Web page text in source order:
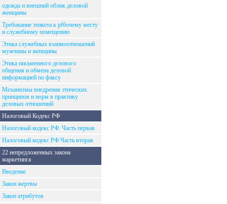
одежда и внешний облик деловой
женщины
Требование этикета к рfбочему месту
и служебному помещению
Этика служебных взаимоотношений
мужчины и женщины
Этика письменного делового
общения и обмена деловой
информацией по факсу
Механизмы внедрения этических
принципов и норм в практику
деловых отношений
Налоговый Кодекс РФ
Налоговый кодекс РФ. Часть первая
Налоговый кодекс РФ.Часть вторая
22 непредложенных закона
маркетинга
Введение
Закон жертвы
Закон атрибутов